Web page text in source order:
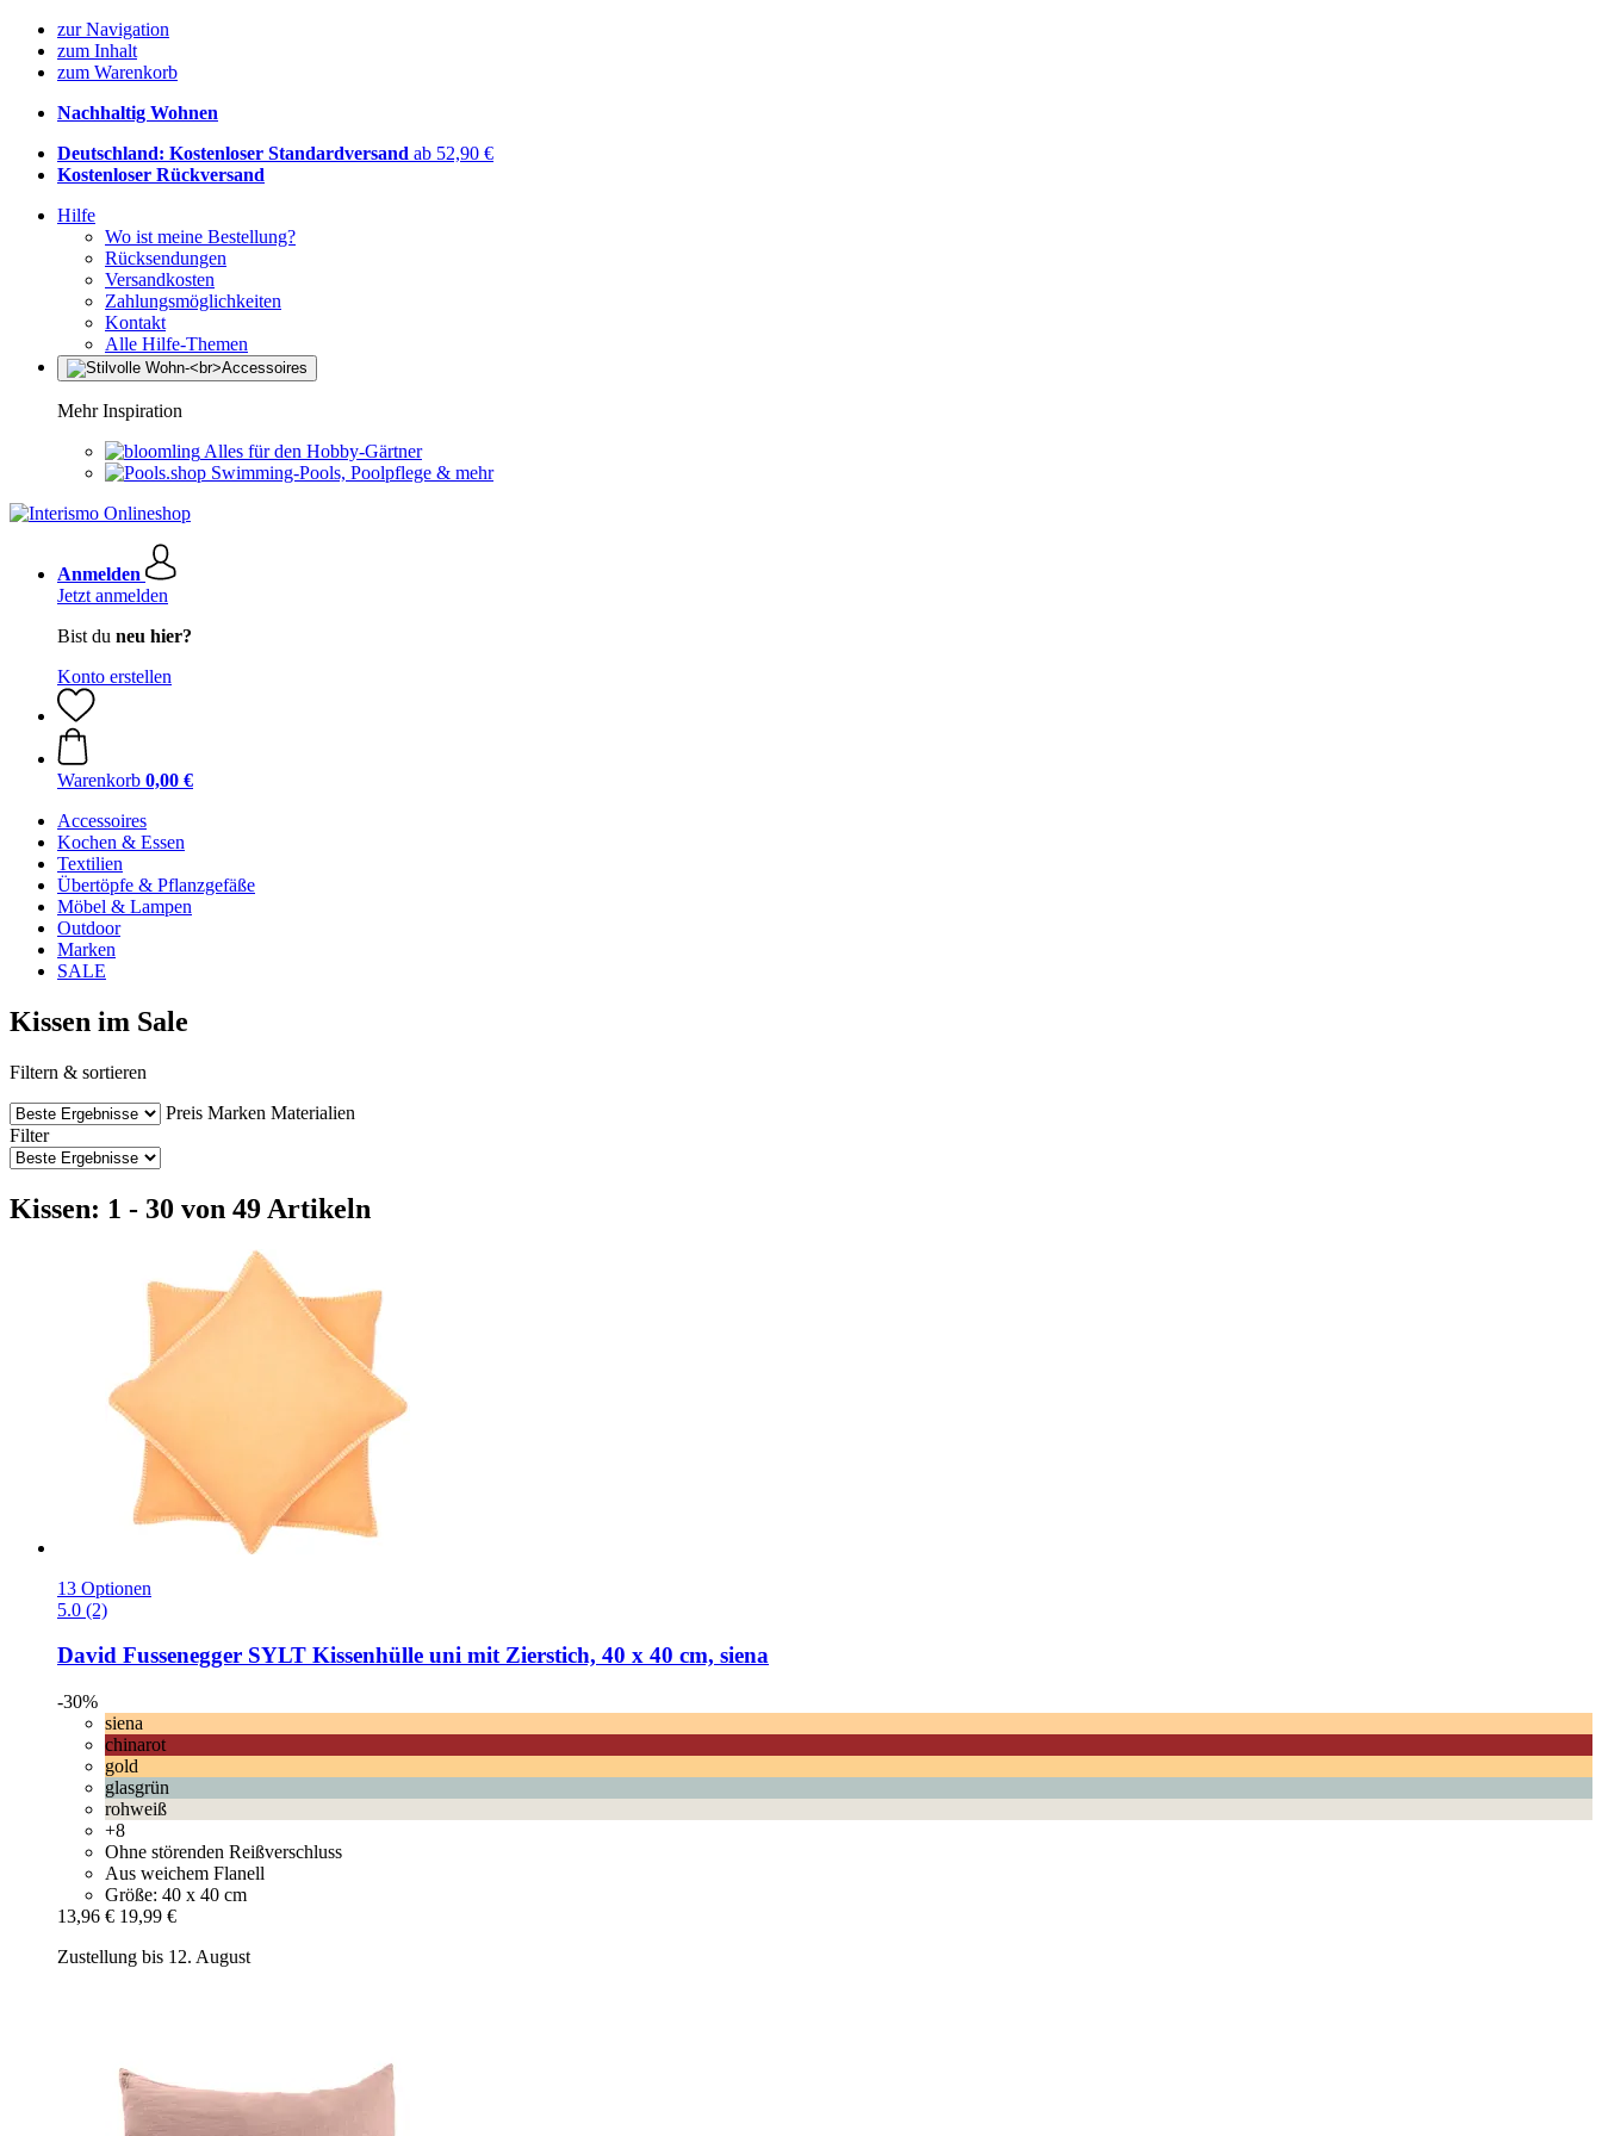
zur Navigation
zum Inhalt
zum Warenkorb
Nachhaltig Wohnen
Deutschland: Kostenloser Standardversand ab 52,90 €
Kostenloser Rückversand
Hilfe
Wo ist meine Bestellung?
Rücksendungen
Versandkosten
Zahlungsmöglichkeiten
Kontakt
Alle Hilfe-Themen
Mehr Inspiration
Alles für den Hobby-Gärtner
Swimming-Pools, Poolpflege & mehr
Anmelden
Jetzt anmelden
Bist du neu hier?
Konto erstellen
Warenkorb 0,00 €
Accessoires
Kochen & Essen
Textilien
Übertöpfe & Pflanzgefäße
Möbel & Lampen
Outdoor
Marken
SALE
Kissen im Sale
Filtern & sortieren
Preis Marken Materialien
Filter
Kissen: 1 - 30 von 49 Artikeln
13 Optionen
5.0 (2)
David Fussenegger SYLT Kissenhülle uni mit Zierstich, 40 x 40 cm, siena
-30%
siena
chinarot
gold
glasgrün
rohweiß
+8
Ohne störenden Reißverschluss
Aus weichem Flanell
Größe: 40 x 40 cm
13,96 € 19,99 €
Zustellung bis 12. August